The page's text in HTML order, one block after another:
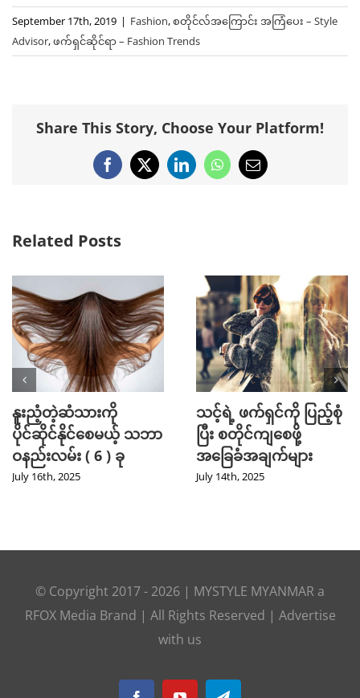
September 17th, 2019 | Fashion,စတိုင်လ်အကြောင်း အကြံပေး – Style
Advisor,ဖက်ရှင်ဆိုင်ရာ – Fashion Trends
Share This Story, Choose Your Platform!
Facebook
X LinkedInWhatsApp
Email
Related Posts
နူးညံ့တဲ့ဆံသားကို
ပိုင်ဆိုင်နိုင်စေမယ့် သဘာ
ဝနည်းလမ်း ( 6 ) ခု
July 16th, 2025
သင့်ရဲ့ ဖက်ရှင်ကို ပြည့်စုံ
ပြီး စတိုင်ကျစေဖို့
အခြေခံအချက်များ
July 14th, 2025
© Copyright 2017 - 2026 | MYSTYLE MYANMAR a
RFOX Media Brand | All Rights Reserved | Advertise
with us